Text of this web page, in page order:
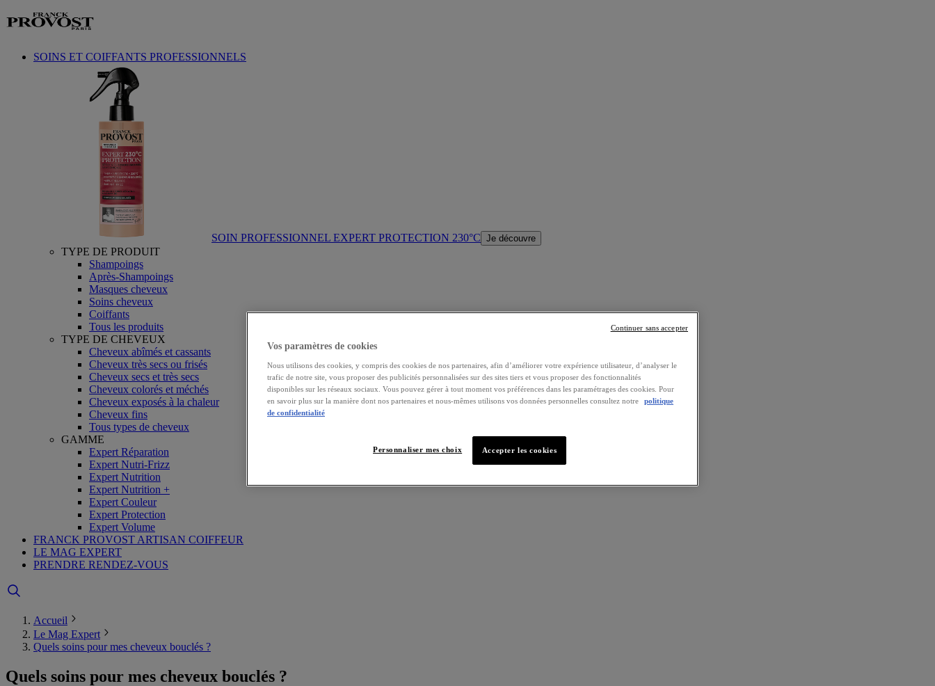
Aller au contenu
SOINS ET COIFFANTS PROFESSIONNELS
SOIN PROFESSIONNEL EXPERT PROTECTION 230°C Je découvre
TYPE DE PRODUIT
Shampoings
Après-Shampoings
Masques cheveux
Soins cheveux
Coiffants
Tous les produits
TYPE DE CHEVEUX
Cheveux abîmés et cassants
Cheveux très secs ou frisés
Cheveux secs et très secs
Cheveux colorés et méchés
Cheveux exposés à la chaleur
Cheveux fins
Tous types de cheveux
GAMME
Expert Réparation
Expert Nutri-Frizz
Expert Nutrition
Expert Nutrition +
Expert Couleur
Expert Protection
Expert Volume
FRANCK PROVOST ARTISAN COIFFEUR
LE MAG EXPERT
PRENDRE RENDEZ-VOUS
Accueil
Le Mag Expert
Quels soins pour mes cheveux bouclés ?
Quels soins pour mes cheveux bouclés ?
Vos paramètres de cookies
Nous utilisons des cookies, y compris des cookies de nos partenaires, afin d’améliorer votre expérience utilisateur, d’analyser le
trafic de notre site, vous proposer des publicités personnalisées sur des sites tiers et vous proposer des fonctionnalités
disponibles sur les réseaux sociaux. Vous pouvez gérer à tout moment vos préférences dans les paramétrages des cookies. Pour
en savoir plus sur la manière dont nos partenaires et nous-mêmes utilisons vos données personnelles consultez notre
politique
de confidentialité
Accepter les cookies
Personnaliser mes choix
Continuer sans accepter